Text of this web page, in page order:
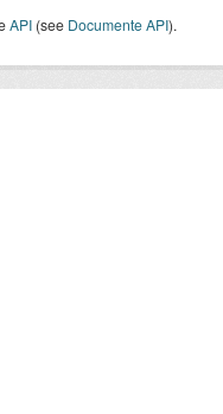
API (see Documente API).